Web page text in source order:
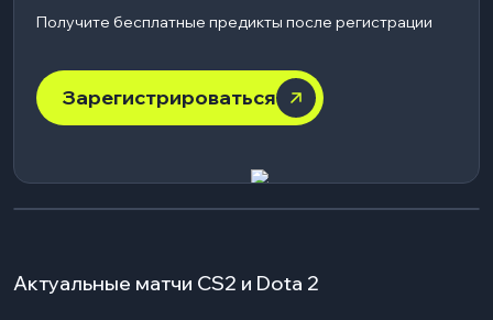
Получите бесплатные предикты после регистрации
Зарегистрироваться
Актуальные матчи CS2 и Dota 2